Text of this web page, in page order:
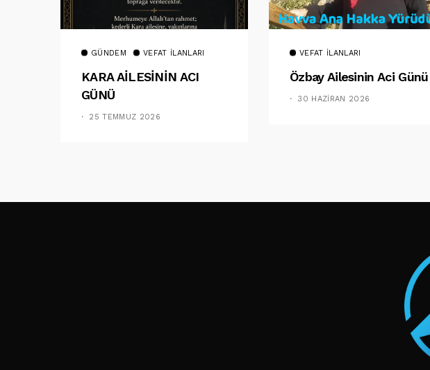
GÜNDEM VEFAT İLANLARI
KARA AİLESİNİN ACI
GÜNÜ
25 TEMMUZ 2026
VEFAT İLANLARI
Özbay Ailesinin Aci Günü
30 HAZIRAN 2026